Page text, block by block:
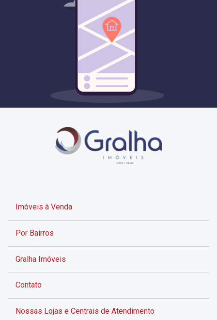
Imóveis à Venda
Por Bairros
Gralha Imóveis
Contato
Nossas Lojas e Centrais de Atendimento